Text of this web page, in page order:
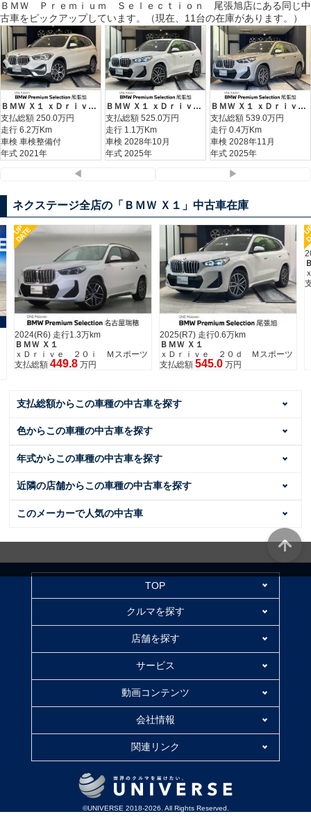
ＢＭＷ Ｐｒｅｍｉｕｍ Ｓｅｌｅｃｔｉｏｎ 尾張旭店にある同じ中
古車をピックアップしています。（現在、11台の在庫があります。）
ＢＭＷ Ｘ１ ｘＤｒｉｖｅ １８ｄ ｘライン エディションジョイ＋
支払総額 250.0万円
走行 6.2万Km
車検 車検整備付
年式 2021年
ＢＭＷ Ｘ１ ｘＤｒｉｖｅ ２０ｄ Ｍスポーツ
支払総額 525.0万円
走行 1.1万Km
車検 2028年10月
年式 2025年
ＢＭＷ Ｘ１ ｘＤｒｉｖｅ ２０ｄ Ｍスポーツ
支払総額 539.0万円
走行 0.4万Km
車検 2028年11月
年式 2025年
◀ ▶
ネクステージ全店の「ＢＭＷ Ｘ１」中古車在庫
UP
DATE
2024(R6) 走行1.3万km
ＢＭＷ Ｘ１
ｘＤｒｉｖｅ ２０ｉ Ｍスポーツ
支払総額 449.8 万円
2025(R7) 走行0.6万km
ＢＭＷ Ｘ１
ｘＤｒｉｖｅ ２０ｄ Ｍスポーツ
支払総額 545.0 万円
支払総額からこの車種の中古車を探す
色からこの車種の中古車を探す
年式からこの車種の中古車を探す
近隣の店舗からこの車種の中古車を探す
このメーカーで人気の中古車
TOP
クルマを探す
店舗を探す
サービス
動画コンテンツ
会社情報
関連リンク
©UNIVERSE 2018-2026. All Rights Reserved.